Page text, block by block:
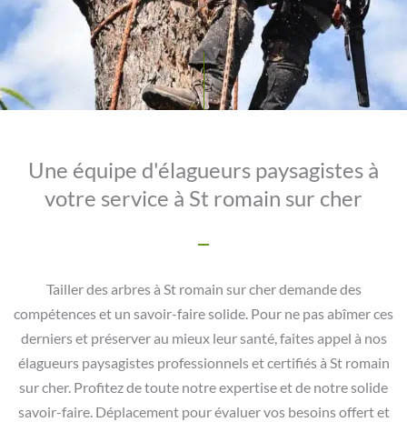
Une équipe d'élagueurs paysagistes à
votre service à St romain sur cher
Tailler des arbres à St romain sur cher demande des
compétences et un savoir-faire solide. Pour ne pas abîmer ces
derniers et préserver au mieux leur santé, faites appel à nos
élagueurs paysagistes professionnels et certifiés à St romain
sur cher. Profitez de toute notre expertise et de notre solide
savoir-faire. Déplacement pour évaluer vos besoins offert et